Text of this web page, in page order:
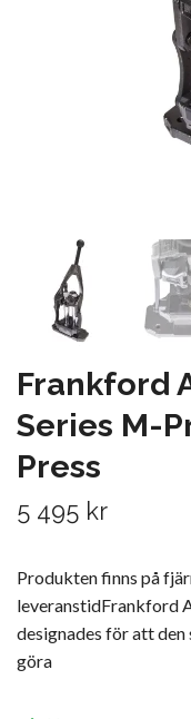
Frankford
Series M-
Press
5 495 kr
Produkten finns på
leveranstidFrankford
designades för att den
göra